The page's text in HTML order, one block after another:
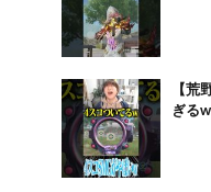
【荒
ぎる